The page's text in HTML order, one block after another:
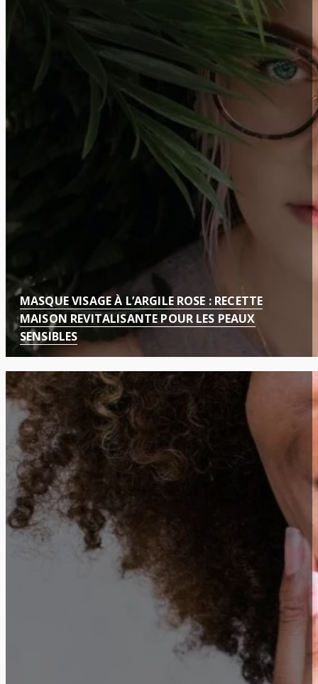
MASQUE VISAGE À L’ARGILE ROSE : RECETTE
MAISON REVITALISANTE POUR LES PEAUX
SENSIBLES